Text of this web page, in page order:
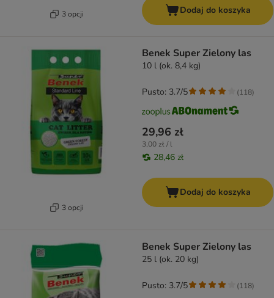
3 opcji Dodaj do koszyka
3 opcji
Benek Super Zielony las
10 l (ok. 8,4 kg)
29,96 zł
3,00 zł / l
28,46 zł
Pusto: 3.7/5 (118)
Dodaj do koszyka
Benek Super Zielony las
25 l (ok. 20 kg)
Pusto: 3.7/5 (118)